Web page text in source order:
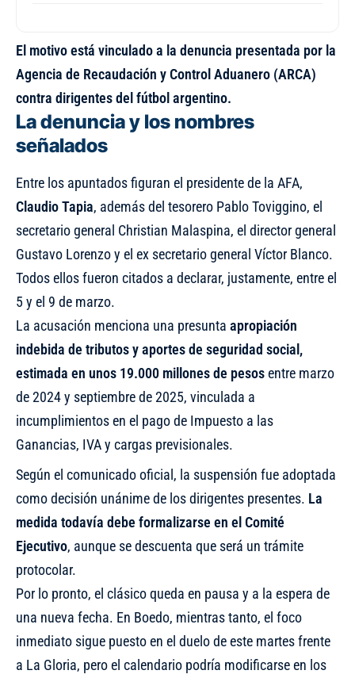
El motivo está vinculado a la denuncia presentada por la
Agencia de Recaudación y Control Aduanero (ARCA)
contra dirigentes del fútbol argentino.
La denuncia y los nombres
señalados
Entre los apuntados figuran el presidente de la AFA,
Claudio Tapia, además del tesorero Pablo Toviggino, el
secretario general Christian Malaspina, el director general
Gustavo Lorenzo y el ex secretario general Víctor Blanco.
Todos ellos fueron citados a declarar, justamente, entre el
5 y el 9 de marzo.
La acusación menciona una presunta apropiación
indebida de tributos y aportes de seguridad social,
estimada en unos 19.000 millones de pesosentre marzo
de 2024 y septiembre de 2025, vinculada a
incumplimientos en el pago de Impuesto a las
Ganancias, IVA y cargas previsionales.
Según el comunicado oficial, la suspensión fue adoptada
como decisión unánime de los dirigentes presentes. La
medida todavía debe formalizarse en el Comité
Ejecutivo, aunque se descuenta que será un trámite
protocolar.
Por lo pronto, el clásico queda en pausa y a la espera de
una nueva fecha. En Boedo, mientras tanto, el foco
inmediato sigue puesto en el duelo de este martes frente
a La Gloria, pero el calendario podría modificarse en los